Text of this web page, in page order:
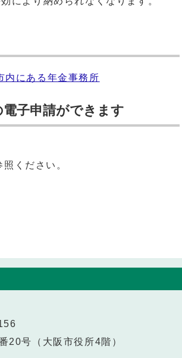
内にある年金事務所
子申請ができます
照ください。
号（大阪市役所4階）